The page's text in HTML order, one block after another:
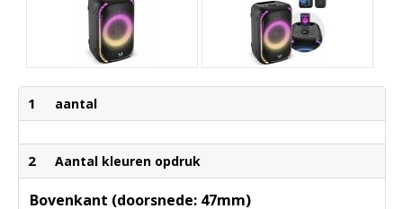
1 aantal
2 Aantal kleuren opdruk
Bovenkant (doorsnede: 47mm)